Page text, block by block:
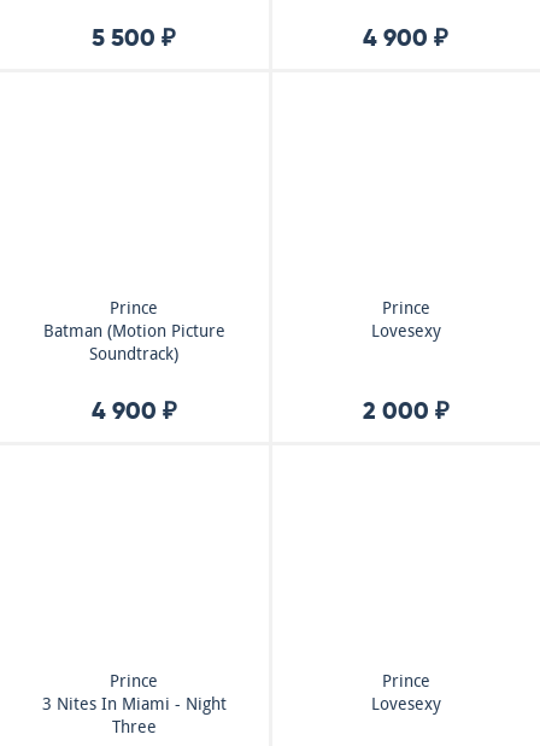
5 500 ₽ 4 900 ₽
Prince
Batman (Motion Picture
Soundtrack)
4 900 ₽
Prince
Lovesexy
2 000 ₽
Prince
3 Nites In Miami - Night
Three
Prince
Lovesexy